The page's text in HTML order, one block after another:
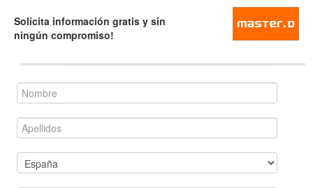
Solicita información gratis y sin
ningún compromiso!